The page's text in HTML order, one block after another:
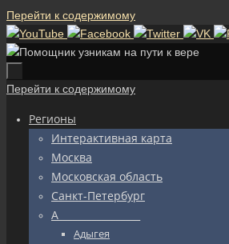
Перейти к содержимому
Перейти к содержимому
Регионы
Интерактивная карта
Москва
Московская область
Санкт-Петербург
А_________________
Адыгея